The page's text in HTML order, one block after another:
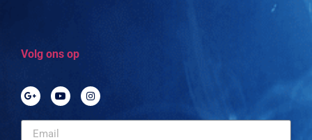
Volg ons op